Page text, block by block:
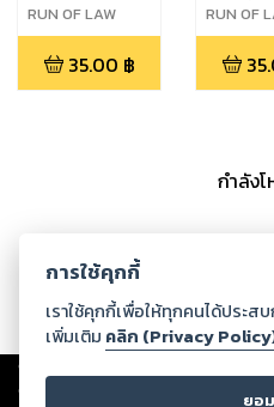
สมาชิกรัฐสภา
พ.ศ. ๒๕๑๖
RUN OF LAW
35.00 ฿
โภคภัณฑ์
๒๔๙๕
RUN OF
กำลัง
Copyright ©
ต่อผลงานหรือเนื้อหาใดที่อัปโหลดผ่านเว็
การใช้คุกกี้
เราใช้คุกกี้เพื่อให้ทุกคนได้ประ
เพิ่มเติม คลิก (Privacy
ยอ